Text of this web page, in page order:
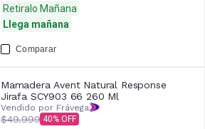
Retiralo Mañana
Llega mañana
Comparar
Mamadera Avent Natural Response
Jirafa SCY903 66 260 Ml
Vendido por Frávega
$49.999 40